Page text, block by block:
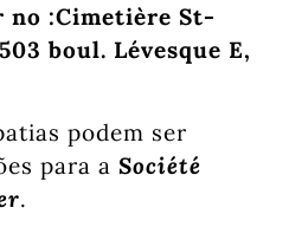
no :Cimetière St-
boul. Lévesque E,
podem ser
para a Société
.